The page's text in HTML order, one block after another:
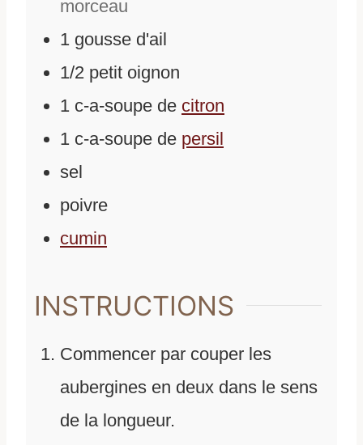
morceau
1 gousse d'ail
1/2 petit oignon
1 c-a-soupe de citron
1 c-a-soupe de persil
sel
poivre
cumin
INSTRUCTIONS
Commencer par couper les
aubergines en deux dans le sens
de la longueur.